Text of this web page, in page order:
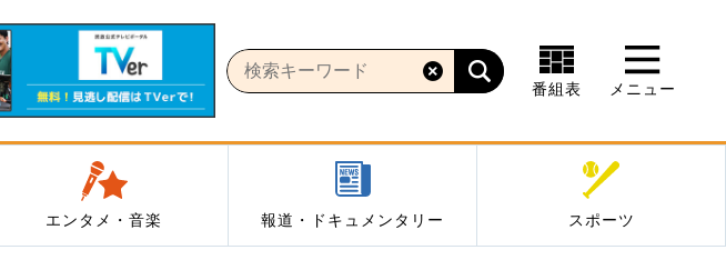
番組表 メニュー
エンタメ・音楽 報道・ドキュメンタリー スポーツ